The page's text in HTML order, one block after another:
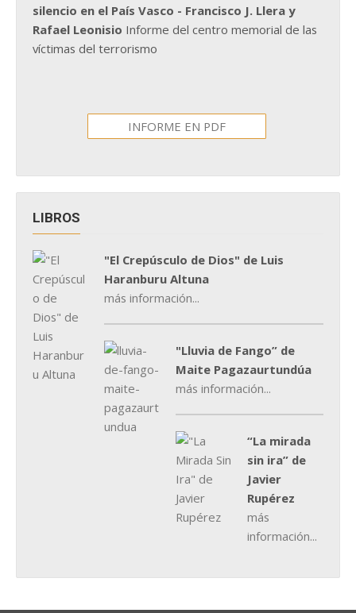
silencio en el País Vasco - Francisco J. Llera y
Rafael Leonisio Informe del centro memorial de las
víctimas del terrorismo
INFORME EN PDF
LIBROS
"El Crepúsculo de Dios" de Luis
Haranburu Altuna
más información...
"Lluvia de Fango” de
Maite Pagazaurtundúa
más información...
“La mirada
sin ira” de
Javier
Rupérez
más
información...